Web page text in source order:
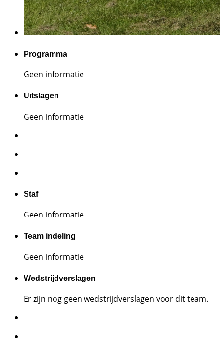
Programma
Geen informatie
Uitslagen
Geen informatie
Staf
Geen informatie
Team indeling
Geen informatie
Wedstrijdverslagen
Er zijn nog geen wedstrijdverslagen voor dit team.